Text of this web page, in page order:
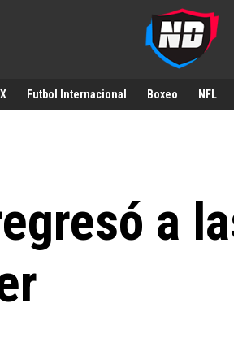
Futbol Internacional Boxeo NFL
a